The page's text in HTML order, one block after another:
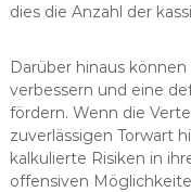
dies die Anzahl der
Darüber hinaus
verbessern und eine
fördern. Wenn die
zuverlässigen Torwart
kalkulierte Risiken in
offensiven